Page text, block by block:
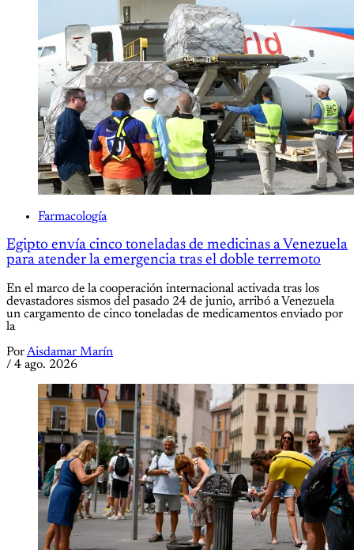
Farmacología
Egipto envía cinco toneladas de medicinas a Venezuela
para atender la emergencia tras el doble terremoto
En el marco de la cooperación internacional activada tras los
devastadores sismos del pasado 24 de junio, arribó a Venezuela
un cargamento de cinco toneladas de medicamentos enviado por
la
PorAisdamar Marín
/ 4 ago. 2026